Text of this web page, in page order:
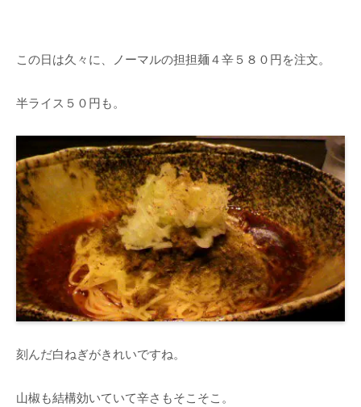
この日は久々に、ノーマルの担担麺４辛５８０円を注文。
半ライス５０円も。
刻んだ白ねぎがきれいですね。
山椒も結構効いていて辛さもそこそこ。